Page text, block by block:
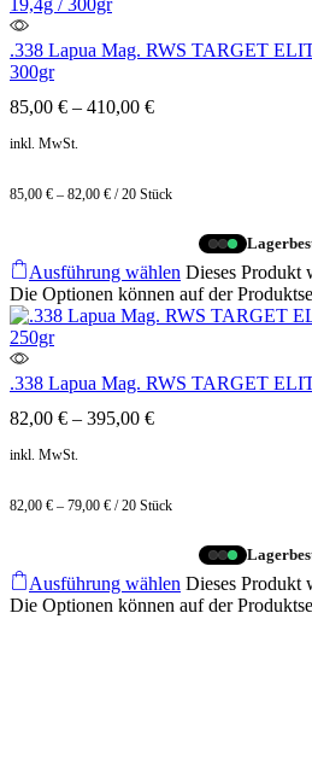
.338 Lapua Mag. RWS TARGET
300gr
85,00 € – 410,00 €
inkl. MwSt.
85,00 € – 82,00 € /20 Stück
Ausführung wählen Dieses Produkt
Die Optionen können auf der
.338 Lapua Mag. RWS TARGET
82,00 € – 395,00 €
inkl. MwSt.
82,00 € – 79,00 € /20 Stück
Ausführung wählen Dieses Produkt
Die Optionen können auf der